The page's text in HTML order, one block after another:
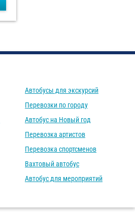
Автобусы для экскурсий
Перевозки по городу
Автобус на Новый год
Перевозка артистов
Перевозка спортсменов
Вахтовый автобус
Автобус для мероприятий